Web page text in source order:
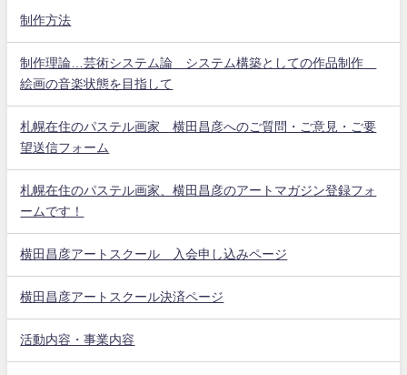
制作方法
制作理論…芸術システム論 システム構築としての作品制作
絵画の音楽状態を目指して
札幌在住のパステル画家 横田昌彦へのご質問・ご意見・ご要
望送信フォーム
札幌在住のパステル画家、横田昌彦のアートマガジン登録フォ
ームです！
横田昌彦アートスクール 入会申し込みページ
横田昌彦アートスクール決済ページ
活動内容・事業内容